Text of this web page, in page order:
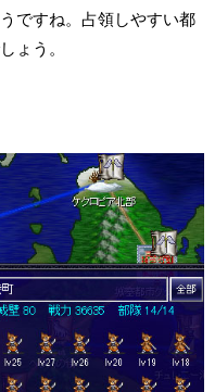
ですね。占領しやすい都
ょう。